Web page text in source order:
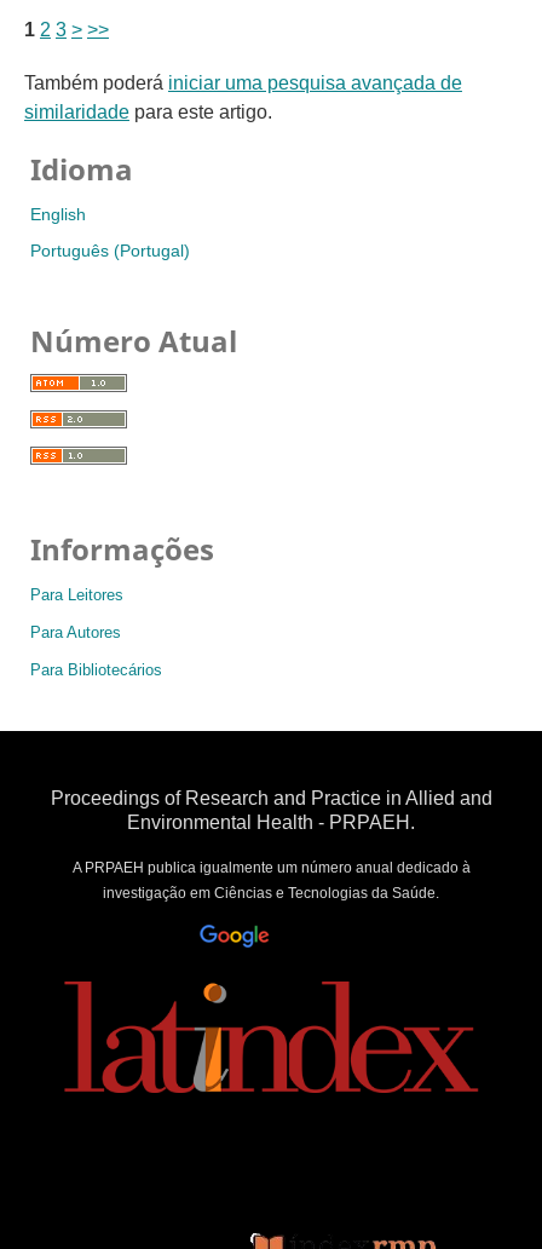
1 2 3 > >>
Também poderá iniciar uma pesquisa avançada de
similaridadepara este artigo.
Idioma
English
Português (Portugal)
Número Atual
Informações
Para Leitores
Para Autores
Para Bibliotecários
Proceedings of Research and Practice in Allied and
Environmental Health - PRPAEH.
A PRPAEH publica igualmente um número anual dedicado à
investigação em Ciências e Tecnologias da Saúde.